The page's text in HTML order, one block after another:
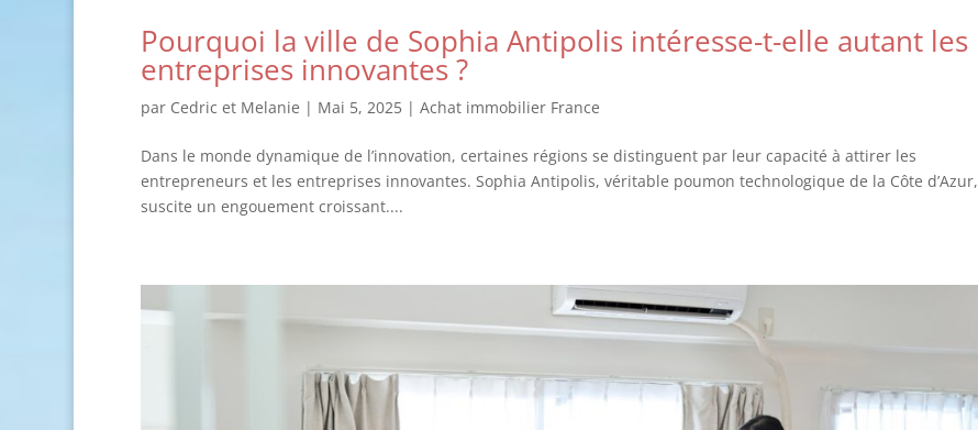
Pourquoi la ville de Sophia Antipolis intéresse-t-elle autant les
entreprises innovantes ?
par Cedric et Melanie | Mai 5, 2025| Achat immobilier France
Dans le monde dynamique de l’innovation, certaines régions se distinguent par leur capacité à attirer les
entrepreneurs et les entreprises innovantes. Sophia Antipolis, véritable poumon technologique de la Côte d’Azur,
suscite un engouement croissant....